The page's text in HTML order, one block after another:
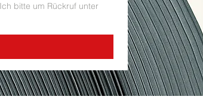
bitte um Rückruf unter